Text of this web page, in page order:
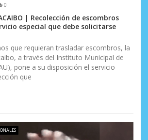
0
| Recolección de escombros
especial que debe solicitarse
que requieran trasladar escombros, la
a través del Instituto Municipal de
pone a su disposición el servicio
que